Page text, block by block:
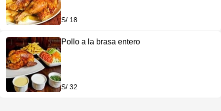
S/ 18
Pollo a la brasa entero
S/ 32